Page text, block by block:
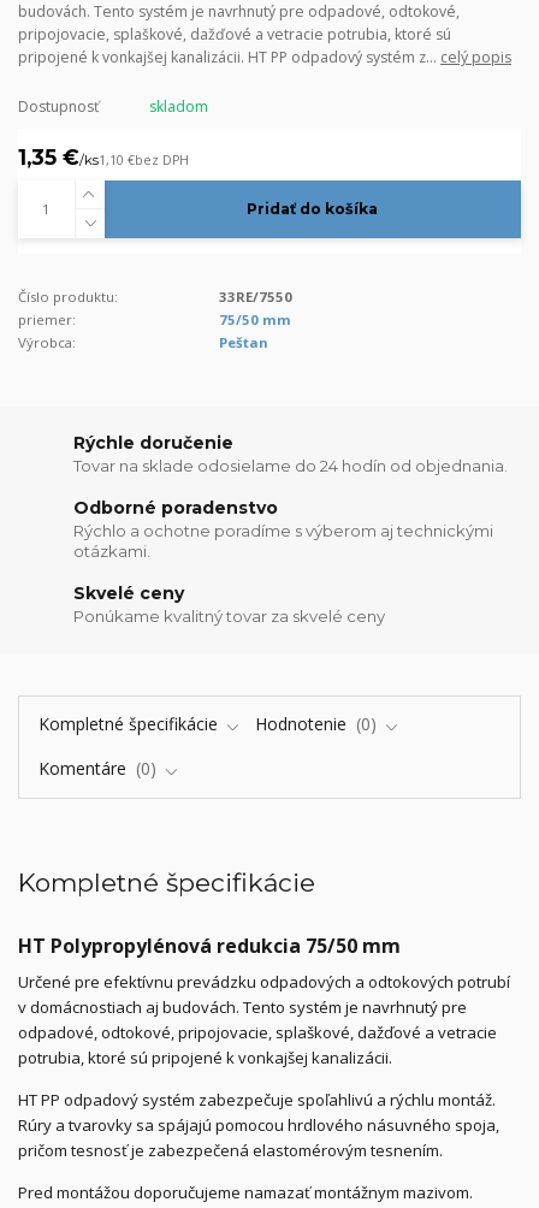
budovách. Tento systém je navrhnutý pre odpadové, odtokové,
pripojovacie, splaškové, dažďové a vetracie potrubia, ktoré sú
pripojené k vonkajšej kanalizácii. HT PP odpadový systém z... celý popis
Dostupnosť skladom
1,35 €/ks1,10 €bez DPH
Pridať do košíka
Číslo produktu:
33RE/7550
priemer:
75/50 mm
Výrobca:
Peštan
Rýchle doručenie
Tovar na sklade odosielame do 24 hodín od objednania.
Odborné poradenstvo
Rýchlo a ochotne poradíme s výberom aj technickými
otázkami.
Skvelé ceny
Ponúkame kvalitný tovar za skvelé ceny
Kompletné špecifikácie Hodnotenie
0
Komentáre
0
Kompletné špecifikácie
HT Polypropylénová redukcia 75/50 mm
Určené pre efektívnu prevádzku odpadových a odtokových potrubí
v domácnostiach aj budovách. Tento systém je navrhnutý pre
odpadové, odtokové, pripojovacie, splaškové, dažďové a vetracie
potrubia, ktoré sú pripojené k vonkajšej kanalizácii.
HT PP odpadový systém zabezpečuje spoľahlivú a rýchlu montáž.
Rúry a tvarovky sa spájajú pomocou hrdlového násuvného spoja,
pričom tesnosť je zabezpečená elastomérovým tesnením.
Pred montážou doporučujeme namazať montážnym mazivom.